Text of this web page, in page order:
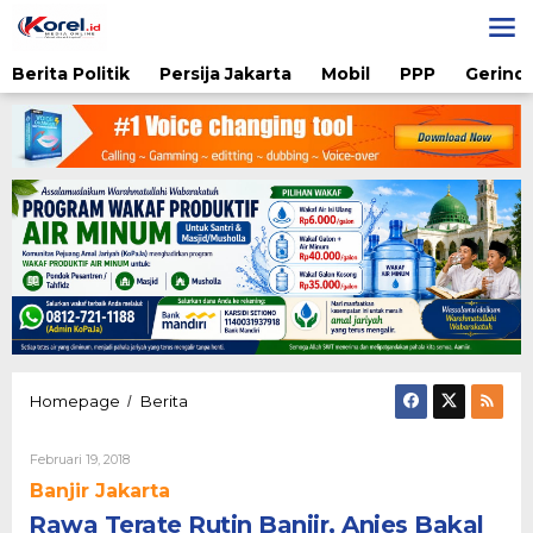
ke
Berita Politik
Persija Jakarta Mobil PPP
Homepage / Berita
Cek
Februari 19, 2018Oleh
Banjir Jakarta
Rawa Terate Rutin Banjir, Anies Bakal